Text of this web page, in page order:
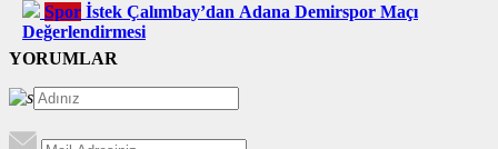
Spor İstek Çalımbay’dan Adana Demirspor Maçı
Değerlendirmesi
YORUMLAR